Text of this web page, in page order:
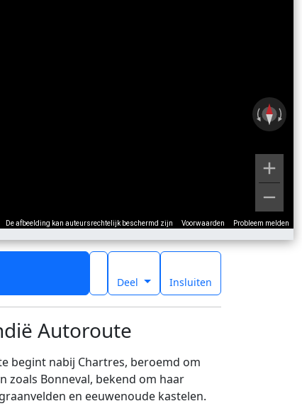
De afbeelding kan auteursrechtelijk beschermd zijn Voorwaarden Probleem melden
Deel Insluiten
Autoroute
begint nabij Chartres, beroemd om
Bonneval, bekend om haar
en eeuwenoude kastelen.